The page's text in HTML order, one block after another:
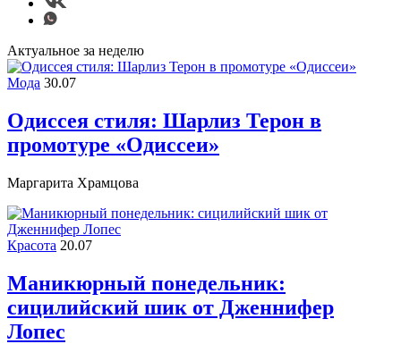
Актуальное за неделю
Мода 30.07
Одиссея стиля: Шарлиз Терон в
промотуре «Одиссеи»
Маргарита Храмцова
Красота 20.07
Маникюрный понедельник:
сицилийский шик от Дженнифер
Лопес